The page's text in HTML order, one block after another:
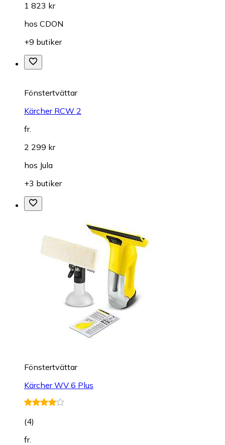
1 823 kr
hos CDON
+9 butiker
Fönstertvättar
Kärcher RCW 2
fr.
2 299 kr
hos Jula
+3 butiker
Fönstertvättar
Kärcher WV 6 Plus
(4)
fr.